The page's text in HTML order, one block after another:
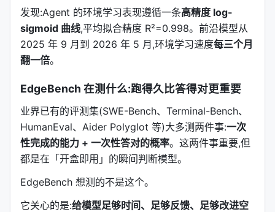
发现:Agent 的环境学习表现遵循一条高精度 log-
sigmoid 曲线,平均拟合精度 R²=0.998。前沿模型从
2025 年 9 月到 2026 年 5 月,环境学习速度每三个月
翻一倍。
EdgeBench 在测什么:跑得久比答得对更重要
业界已有的评测集(SWE-Bench、Terminal-Bench、
HumanEval、Aider Polyglot 等)大多测两件事:一次
性完成的能力 + 一次性答对的概率。这两件事重要,但
都是在「开盒即用」的瞬间判断模型。
EdgeBench 想测的不是这个。
它关心的是:给模型足够时间、足够反馈、足够改进空